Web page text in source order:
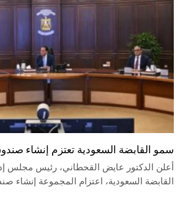
سمو القابضة السعودية تعتزم إنشاء
أعلن الدكتور عايض القحطاني، رئيس مجلس
القابضة السعودية، اعتزام المجموعة إنشاء